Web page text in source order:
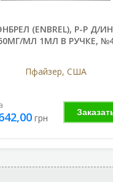
(ENBREL), Р-Р Д/
МЛ 1МЛ В РУЧКЕ,
Пфайзер, США
грн